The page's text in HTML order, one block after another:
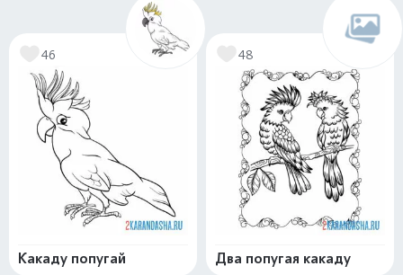
46
Какаду попугай
48
Два попугая какаду